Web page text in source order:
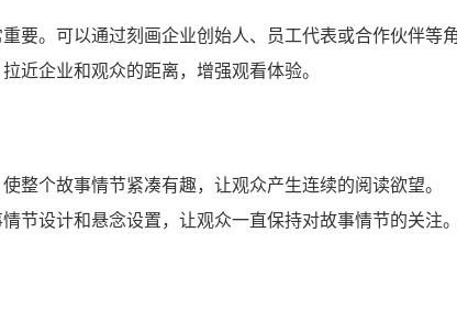
要。可以通过刻画企业创始人、员工代表或合作伙伴等
近企业和观众的距离，增强观看体验。
整个故事情节紧凑有趣，让观众产生连续的阅读欲望。
节设计和悬念设置，让观众一直保持对故事情节的关注。